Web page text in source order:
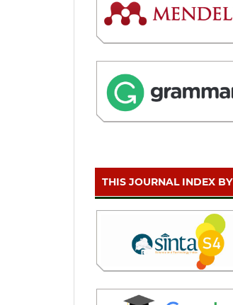
THIS JOURNAL INDEX BY